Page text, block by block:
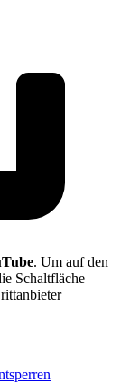
. Um auf den
Schaltfläche